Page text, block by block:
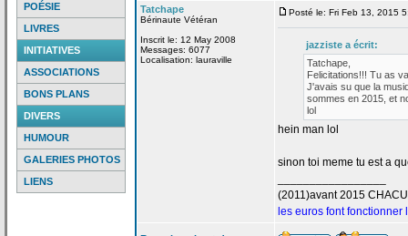
POÉSIE
LIVRES
INITIATIVES
ASSOCIATIONS
BONS PLANS
DIVERS
HUMOUR
GALERIES PHOTOS
LIENS
Tatchape
Bérinaute Vétéran
Inscrit le: 12 May 2008
Messages: 6077
Localisation: lauraville
Posté le: Fri Feb 13, 2015
jazziste a écrit:
Tatchape,
Felicitations!!! Tu as
J'avais su que la
sommes en 2015, et
lol
hein man lol
sinon toi meme tu est a
(2011)avant 2015
les euros font fonctionner